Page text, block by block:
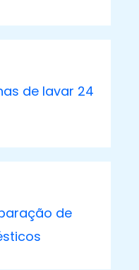
de lavar 24
de